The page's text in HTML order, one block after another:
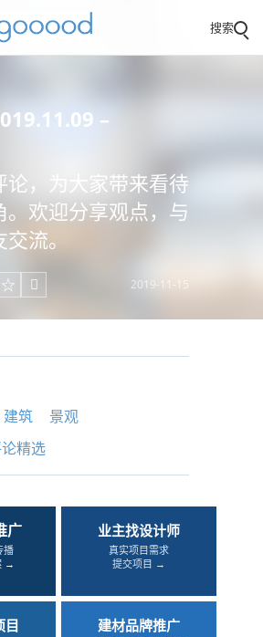
搜索
–
论，为大家带来看待
欢迎分享观点，与
流。
 2019-11-15
建筑 景观
精选
广
播
→
业主找设计师
真实项目需求
提交项目 →
目 建材品牌推广